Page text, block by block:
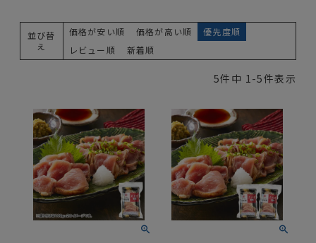
並び替
え
価格が安い順 価格が高い順
優先度順
レビュー順
新着順
5件中 1-5件表示